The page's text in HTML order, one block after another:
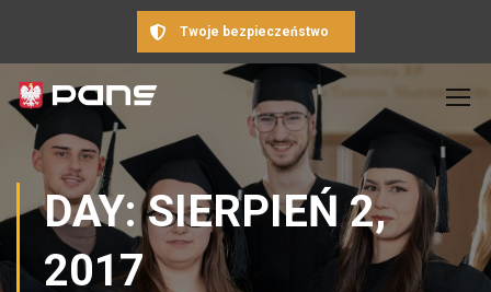
Twoje bezpieczeństwo
DAY: SIERPIEŃ 2,
2017